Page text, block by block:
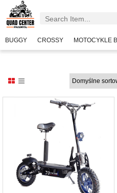
BUGGY CROSSY MOTOCYKLE